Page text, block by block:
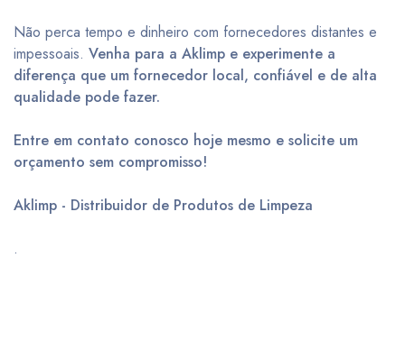
Não perca tempo e dinheiro com fornecedores distantes e
impessoais. Venha para a Aklimp e experimente a
diferença que um fornecedor local, confiável e de alta
qualidade pode fazer.
Entre em contato conosco hoje mesmo e solicite um
orçamento sem compromisso!
Aklimp - Distribuidor de Produtos de Limpeza
.